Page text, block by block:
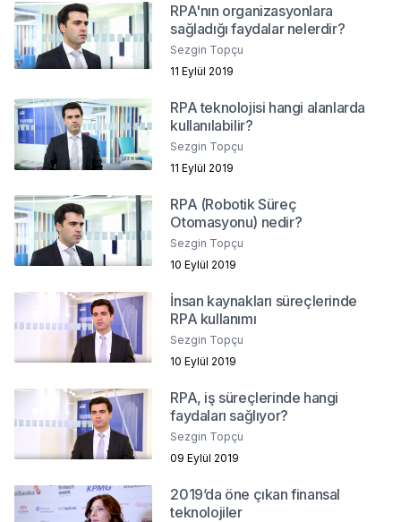
RPA'nın organizasyonlara
sağladığı faydalar nelerdir?
Sezgin Topçu
11 Eylül 2019
RPA teknolojisi hangi alanlarda
kullanılabilir?
Sezgin Topçu
11 Eylül 2019
RPA (Robotik Süreç
Otomasyonu) nedir?
Sezgin Topçu
10 Eylül 2019
İnsan kaynakları süreçlerinde
RPA kullanımı
Sezgin Topçu
10 Eylül 2019
RPA, iş süreçlerinde hangi
faydaları sağlıyor?
Sezgin Topçu
09 Eylül 2019
2019’da öne çıkan finansal
teknolojiler